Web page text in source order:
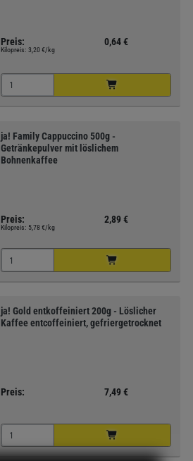
Preis: 0,64 €
Kilopreis: 3,20 €/kg
ja! Family Cappuccino 500g -
Getränkepulver mit löslichem
Bohnenkaffee
Preis: 2,89 €
Kilopreis: 5,78 €/kg
ja! Gold entkoffeiniert 200g - Löslicher
Kaffee entcoffeiniert, gefriergetrocknet
Preis: 7,49 €